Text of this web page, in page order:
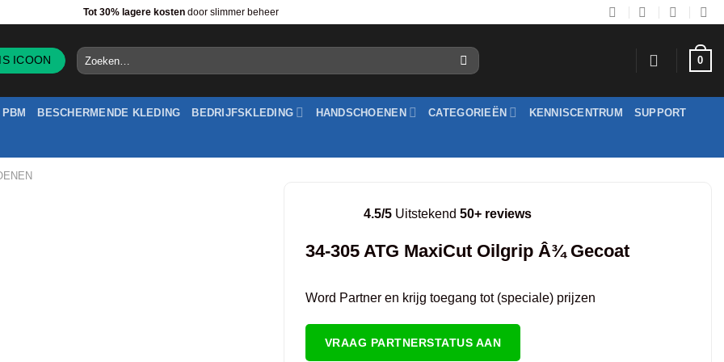
Tot 30% lagere kosten door slimmer beheer
Zoeken
naar:
0
PBM BESCHERMENDE KLEDING BEDRIJFSKLEDING HANDSCHOENEN CATEGORIEËN KENNISCENTRUM SUPPORT
4.5/5 Uitstekend 50+ reviews
34-305 ATG MaxiCut Oilgrip Â¾ Gecoat
Word Partner en krijg toegang tot (speciale) prijzen
VRAAG PARTNERSTATUS AAN